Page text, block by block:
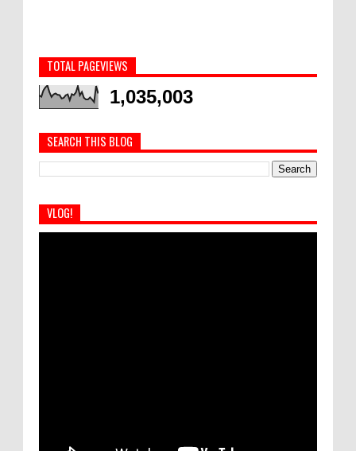
TOTAL PAGEVIEWS
1,035,003
SEARCH THIS BLOG
VLOG!